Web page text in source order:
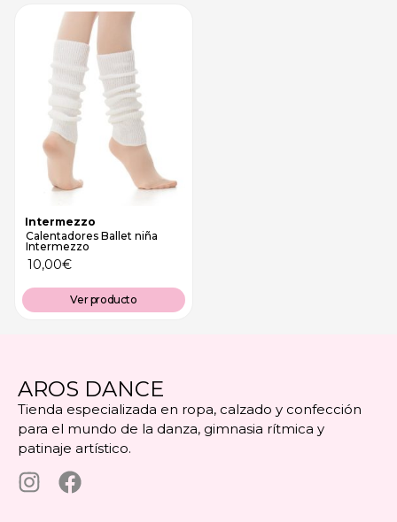
Intermezzo
Calentadores Ballet niña
Intermezzo
10,00€
Ver producto
AROS DANCE
Tienda especializada en ropa, calzado y confección
para el mundo de la danza, gimnasia rítmica y
patinaje artístico.